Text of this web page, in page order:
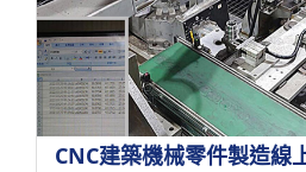
CNC建築機械零件製造線